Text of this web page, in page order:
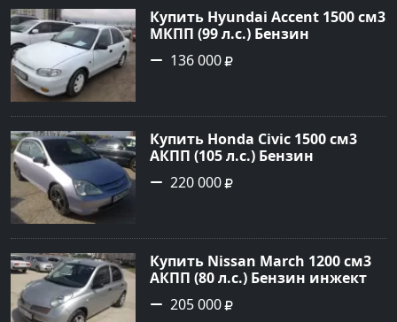
Купить Hyundai Accent 1500 см3
МКПП (99 л.с.) Бензин
инжектор в Анапа: цвет белый
Седан 1997 года по цене 136000
136 000
Купить Honda Civic 1500 см3
АКПП (105 л.с.) Бензин
инжектор в Новороссийск:
цвет серебро Хетчбэк 2002 года
Авторынок23
220 000
Купить Nissan March 1200 см3
АКПП (80 л.с.) Бензин инжектор
в Новороссийск: цвет серебро
Хетчбэк 2003 года по цене
205 000